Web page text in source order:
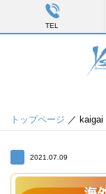
TEL
トップページ ／ kaigai
2021.07.09